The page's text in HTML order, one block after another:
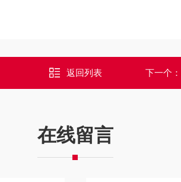
返回列表 下一个：
在线留言